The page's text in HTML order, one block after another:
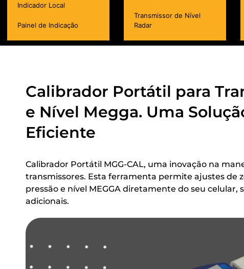
Indicador Local
Painel de Indicação
Transmissor de Nível
Radar
Calibrador Portátil para
e Nível Megga. Uma
Eficiente
Calibrador Portátil MGG-CAL, uma inovação na
transmissores. Esta ferramenta permite ajustes de
pressão e nível MEGGA diretamente do seu
adicionais.